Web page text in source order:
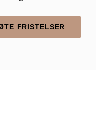
FRISTELSER